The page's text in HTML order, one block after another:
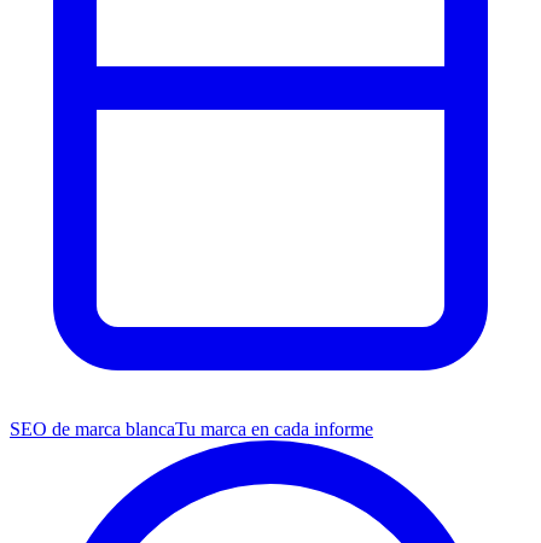
SEO de marca blancaTu marca en cada informe